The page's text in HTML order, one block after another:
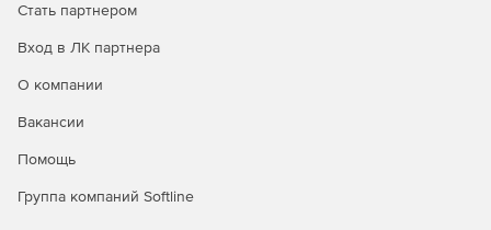
Стать партнером
Вход в ЛК партнера
О компании
Вакансии
Помощь
Группа компаний Softline